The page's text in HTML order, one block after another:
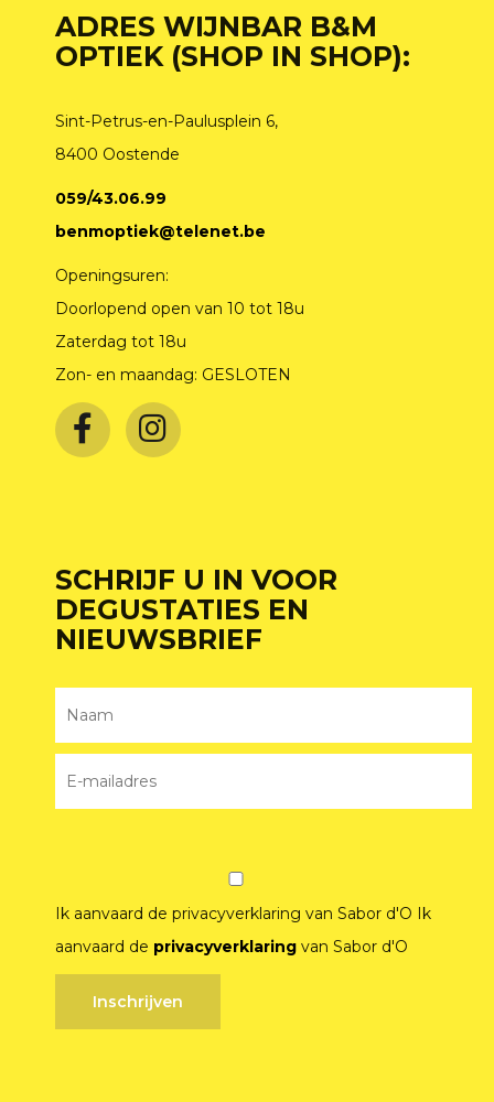
ADRES WIJNBAR B&M
OPTIEK (SHOP IN SHOP):
Sint-Petrus-en-Paulusplein 6,
8400 Oostende
059/43.06.99
benmoptiek@telenet.be
Openingsuren:
Doorlopend open van 10 tot 18u
Zaterdag tot 18u
Zon- en maandag: GESLOTEN
SCHRIJF U IN VOOR
DEGUSTATIES EN
NIEUWSBRIEF
Ik aanvaard de privacyverklaring van Sabor d'O
Ik
aanvaard de privacyverklaringvan Sabor d'O